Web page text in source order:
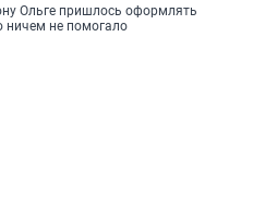
Ольге пришлось оформлять
ничем не помогало